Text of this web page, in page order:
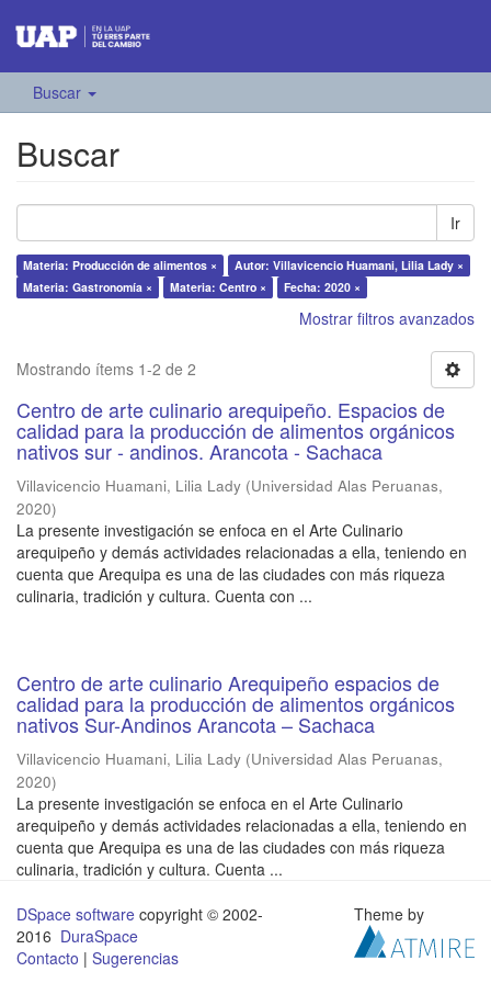
Buscar
Buscar
Ir
Materia: Producción de alimentos ×
Autor: Villavicencio Huamani, Lilia Lady ×
Materia: Gastronomía ×
Materia: Centro × Fecha: 2020 ×
Mostrar filtros avanzados
Mostrando ítems 1-2 de 2
Centro de arte culinario arequipeño. Espacios de
calidad para la producción de alimentos orgánicos
nativos sur - andinos. Arancota - Sachaca
Villavicencio Huamani, Lilia Lady (Universidad Alas Peruanas,
2020)
La presente investigación se enfoca en el Arte Culinario
arequipeño y demás actividades relacionadas a ella, teniendo en
cuenta que Arequipa es una de las ciudades con más riqueza
culinaria, tradición y cultura. Cuenta con ...
Centro de arte culinario Arequipeño espacios de
calidad para la producción de alimentos orgánicos
nativos Sur-Andinos Arancota – Sachaca
Villavicencio Huamani, Lilia Lady (Universidad Alas Peruanas,
2020)
La presente investigación se enfoca en el Arte Culinario
arequipeño y demás actividades relacionadas a ella, teniendo en
cuenta que Arequipa es una de las ciudades con más riqueza
culinaria, tradición y cultura. Cuenta ...
DSpace software copyright © 2002-
2016 DuraSpace
Contacto | Sugerencias
Theme by